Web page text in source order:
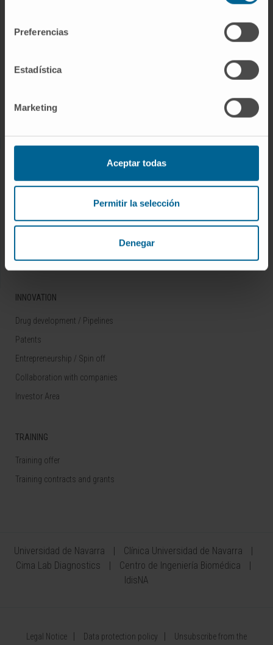
Preferencias
Estadística
Marketing
Aceptar todas
Permitir la selección
Denegar
Our Researchers
Technology platforms
INNOVATION
Drug development / Pipelines
Patents
Entrepreneurship / Spin off
Collaboration with companies
Investor Area
TRAINING
Training offer
Training contracts and grants
Universidad de Navarra
Clínica Universidad de Navarra
Cima Lab Diagnostics
Centro de Ingeniería Biomédica
IdisNA
Legal Notice Data protection policy Unsubscribe from the